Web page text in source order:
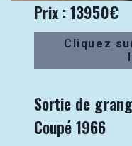
Prix : 13950€
Cliquez
Sortie de
Coupé 1966